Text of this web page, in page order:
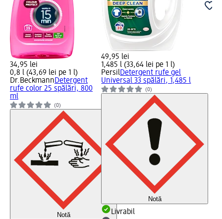
34,95 lei
0,8 l (43,69 lei pe 1 l)
Dr.BeckmannDetergent
rufe color 25 spălări, 800
ml
(0)
Notă
49,95 lei
1,485 l (33,64 lei pe 1 l)
PersilDetergent rufe gel
Universal 33 spălări, 1,485 l
(0)
Notă
Livrabil